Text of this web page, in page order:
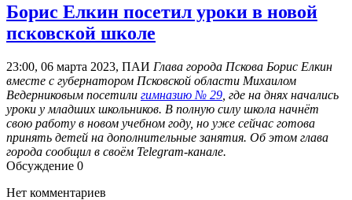
Борис Елкин посетил уроки в новой
псковской школе
23:00, 06 марта 2023, ПАИ Глава города Пскова Борис Елкин
вместе с губернатором Псковской области Михаилом
Ведерниковым посетили гимназию № 29 , где на днях начались
уроки у младших школьников. В полную силу школа начнёт
свою работу в новом учебном году, но уже сейчас готова
принять детей на дополнительные занятия. Об этом глава
города сообщил в своём Telegram-канале.
Обсуждение 0
Нет комментариев